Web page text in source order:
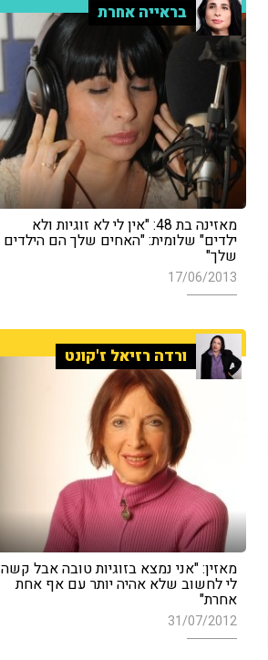
בראייה אחרת
מאזינה בת 48: "אין לי לא זוגיות ולא
ילדים" שלומית: "האחים שלך הם הילדים
שלך"
17/06/2013
ורדה רזיאל ז'קונט
מאזין: "אני נמצא בזוגיות טובה אבל קשה
לי לחשוב שלא אהיה יותר עם אף אחת
אחרת"
31/07/2012